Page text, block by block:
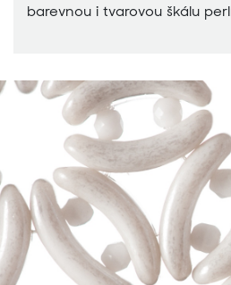
barevnou i tvarovou škálu